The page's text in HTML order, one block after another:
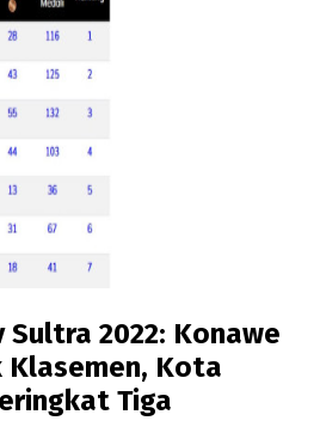
2022: Konawe
Klasemen, Kota
Tiga